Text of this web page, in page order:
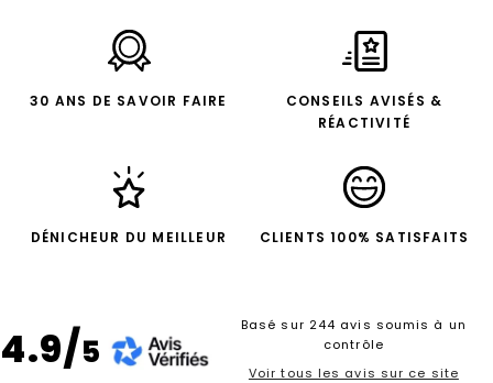
30 ANS DE SAVOIR FAIRE
CONSEILS AVISÉS &
RÉACTIVITÉ
DÉNICHEUR DU MEILLEUR CLIENTS 100% SATISFAITS
4.9/5
Basé sur 244 avis soumis à un
contrôle
Voir tous les avis sur ce site